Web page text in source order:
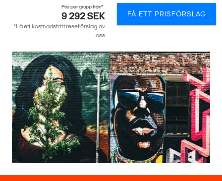
Pris per grupp från*
9 292 SEK
*Få ett kostnadsfritt reseförslag av
oss
FÅ ETT PRISFÖRSLAG